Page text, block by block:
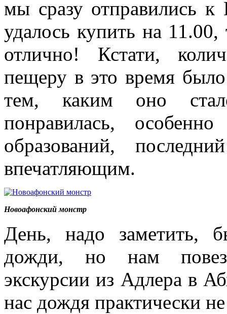
мы сразу отправились
удалось купить на 11.00,
отлично! Кстати,
пещеру в это время
тем, каким оно
понравилась,
образований,
впечатляющим.
Новоафонский монстр
День, надо заметить,
дожди, но нам
экскурсии из Адлера в
нас дождя практически